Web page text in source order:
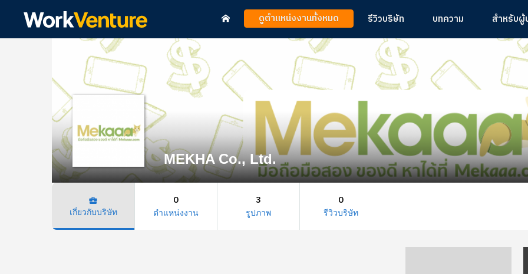
ดูตำแหน่งงานทั้งหมด รีวิวบริษัท บทความ สำหรับผู้
MEKHA Co., Ltd.
business_center
เกี่ยวกับบริษัท
0
ตำแหน่งงาน
3
รูปภาพ
0
รีวิวบริษัท